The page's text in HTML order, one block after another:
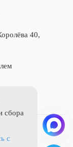
40,
сбора
с